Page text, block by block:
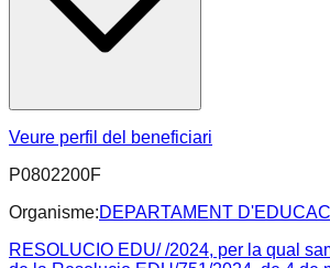
Veure perfil del beneficiari
P0802200F
Organisme:DEPARTAMENT
RESOLUCIO EDU/ /2024, per la qual